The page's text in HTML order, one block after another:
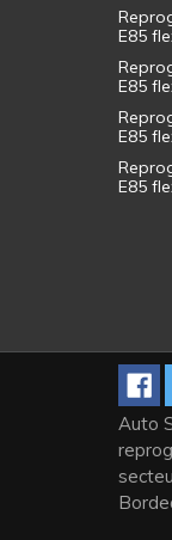
E85
E85
E85
E85
Auto